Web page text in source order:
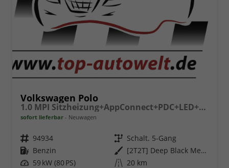
Volkswagen Polo
1.0 MPI Sitzheizung+AppConnect+PDC+LED+Touch+Lichtsensor+MultiLenkrad
sofort lieferbar Neuwagen
Fahrzeugnr. 94934 Getriebe Schalt. 5-Gang
Kraftstoff Benzin Außenfarbe
[2T2T] Deep Black Metallic
Leistung 59 kW (80 PS) Kilometerstand 20 km